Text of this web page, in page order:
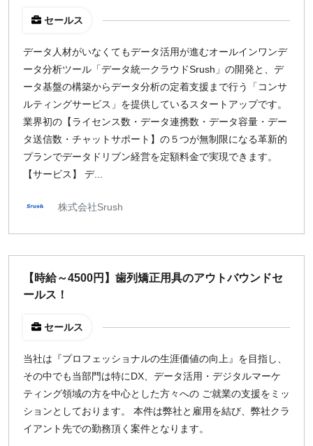
東京
大阪
名古屋
京都
福岡
募集状況
セールス
データ人材がいなくてもデータ活用が進むオールインワンデ
ータ分析ツール「データ統一クラウドSrush」の開発と、デ
ータ基盤の構築からデータ分析の定着支援まで行う「コンサ
ルティングサービス」を提供しているスタートアップです。
業界初の【ライセンス数・データ連携数・データ容量・デー
タ送信数・チャットサポート】の５つが無制限になる革新的
プランでデータドリブン経営を定額料金で実現できます。
【サービス】 デ...
株式会社Srush
【時給～4500円】歯列矯正用具のアウトバウンドセ
ールス！
セールス
当社は『プロフェッショナルの生涯価値の向上』を目指し、
その中でも当部門は特にDX、データ活用・デジタルマーケ
ティング領域の方を中心とした方々への ご就業の支援をミッ
ションとしております。 本件は弊社と雇用を結び、弊社クラ
イアント先での勤務頂く案件となります。